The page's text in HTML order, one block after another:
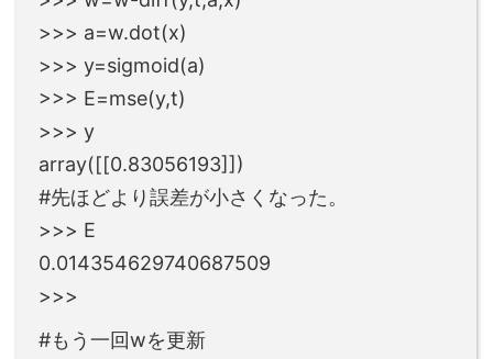
>>> a=w.dot(x)
>>> y=sigmoid(a)
>>> E=mse(y,t)
>>> y
array([[0.83056193]])
#先ほどより誤差が小さくなった。
>>> E
0.014354629740687509
>>>
#もう一回wを更新